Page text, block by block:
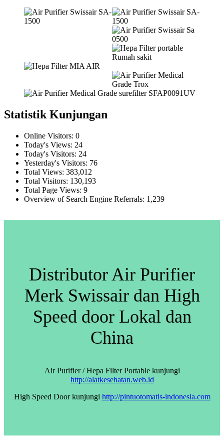
Statistik Kunjungan
Online Visitors: 0
Today's Views: 24
Today's Visitors: 24
Yesterday's Visitors: 76
Total Views: 383,012
Total Visitors: 130,193
Total Page Views: 9
Overview of Search Engine Referrals: 1,239
Distributor Air Purifier
Merk Swissair dan High
Speed door Lokal dan
China
Air Purifier / Hepa Filter Portable kunjungi
http://alatkesehatan.web.id
High Speed Door kunjungi http://pintuotomatis-indonesia.com